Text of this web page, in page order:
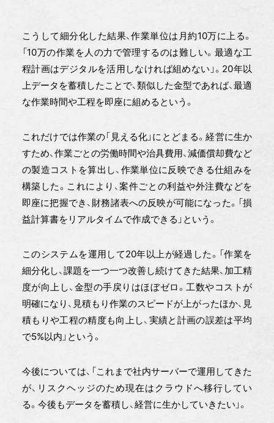
こうして細分化した結果、作業単位は月約10万に上る。
「10万の作業を人の力で管理するのは難しい。最適な工
程計画はデジタルを活用しなければ組めない」。20年以
上データを蓄積したことで、類似した金型であれば、最適
な作業時間や工程を即座に組めるという。
これだけでは作業の「見える化」にとどまる。経営に生か
すため、作業ごとの労働時間や治具費用、減価償却費など
の製造コストを算出し、作業単位に反映できる仕組みを
構築した。これにより、案件ごとの利益や外注費などを
即座に把握でき、財務諸表への反映が可能になった。「損
益計算書をリアルタイムで作成できる」という。
このシステムを運用して20年以上が経過した。「作業を
細分化し、課題を一つ一つ改善し続けてきた結果、加工精
度が向上し、金型の手戻りはほぼゼロ。工数やコストが
明確になり、見積もり作業のスピードが上がったほか、見
積もりや工程の精度も向上し、実績と計画の誤差は平均
で5%以内」という。
今後については、「これまで社内サーバーで運用してきた
が、リスクヘッジのため現在はクラウドへ移行してい
る。今後もデータを蓄積し、経営に生かしていきたい」。